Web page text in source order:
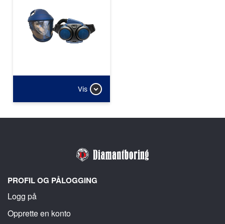
Vis
PROFIL OG PÅLOGGING
Logg på
Opprette en konto